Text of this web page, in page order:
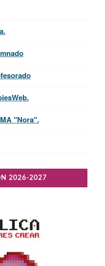
"Nora".
2026-2027